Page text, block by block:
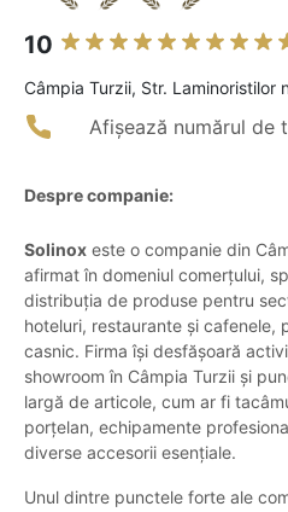
10
Câmpia Turzii, Str. Laminoristilor
Afișează numărul de
Despre companie:
Solinox este o companie din
afirmat în domeniul comerțului,
distribuția de produse pentru
hoteluri, restaurante și cafenele,
casnic. Firma își desfășoară
showroom în Câmpia Turzii și
largă de articole, cum ar fi
porțelan, echipamente
diverse accesorii esențiale.
Unul dintre punctele forte ale